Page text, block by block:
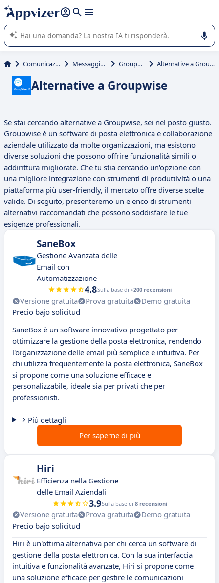
righe con
shift + enter
L'IA di Appvizer vi guida nell'utilizzo o nella scelta di un
software SaaS per la vostra azienda.
Comunicazione Messaggistica Groupwise Alternative a Groupwise
Alternative a Groupwise
Se stai cercando alternative a Groupwise, sei nel posto giusto.
Groupwise è un software di posta elettronica e collaborazione
aziendale utilizzato da molte organizzazioni, ma esistono
diverse soluzioni che possono offrire funzionalità simili o
addirittura migliorate. Che tu stia cercando un'opzione con
una migliore integrazione con strumenti di produttività o una
piattaforma più user-friendly, il mercato offre diverse scelte
valide. Di seguito, presenteremo un elenco di strumenti
alternativi raccomandati che possono soddisfare le tue
esigenze professionali.
SaneBox
Gestione Avanzata delle
Email con
Automatizzazione
4.8Sulla base di +200 recensioni
Versione gratuita Prova gratuita
Demo gratuita
Precio bajo solicitud
SaneBox è un software innovativo progettato per
ottimizzare la gestione della posta elettronica, rendendo
l'organizzazione delle email più semplice e intuitiva. Per
chi utilizza frequentemente la posta elettronica, SaneBox
si propone come una soluzione efficace e
personalizzabile, ideale sia per privati che per
professionisti.
Più dettagli
Per saperne di più
Hiri
Efficienza nella Gestione
delle Email Aziendali
3.9Sulla base di 8 recensioni
Versione gratuita Prova gratuita
Demo gratuita
Precio bajo solicitud
Hiri è un'ottima alternativa per chi cerca un software di
gestione della posta elettronica. Con la sua interfaccia
intuitiva e funzionalità avanzate, Hiri si propone come
una soluzione efficace per gestire le comunicazioni